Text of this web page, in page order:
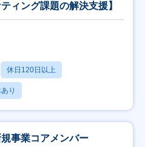
ィング課題の解決支援】
休日120日以上
り
事業コアメンバー